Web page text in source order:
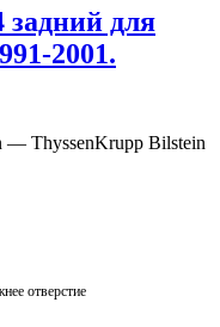
задний для
2001.
— ThyssenKrupp Bilstein
отверстие